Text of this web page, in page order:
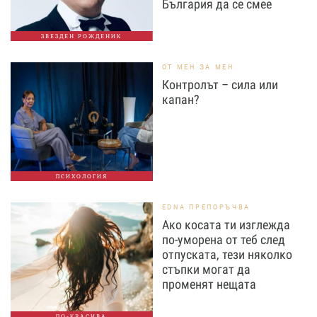
ЗВЕЗДЕН РОЖДЕНИК
България да се смее
ПСИХОЛОГИЯ
ОТ МЕН ЗА МЕН
Контролът – сила или
капан?
EDNA ПРЕПОРЪЧВА
Ако косата ти изглежда
по-уморена от теб след
отпуската, тези няколко
стъпки могат да
променят нещата